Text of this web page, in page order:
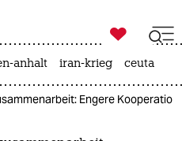
ich

taz zahl ich
anhalt iran-krieg ceuta
Engere Kooperation